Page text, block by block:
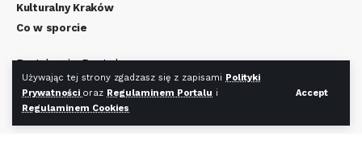
Używając tej strony zgadzasz się z zapisami Polityki
Prywatności oraz Regulaminem Portalu i
Regulaminem Cookies
Accept
Kulturalny Kraków
Co w sporcie
Regulamin Portalu
Polityka Prywatności
Regulamin Cookies